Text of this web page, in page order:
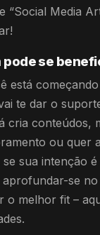
“Social Media
pode se
está
te dar o
cria conteúdos,
ou quer
sua intenção
se
o melhor fit –